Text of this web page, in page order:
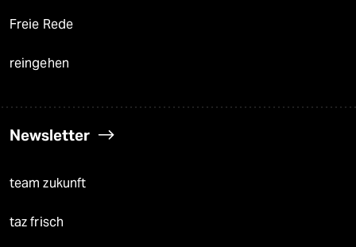
Freie Rede
reingehen
Newsletter
team zukunft
taz frisch